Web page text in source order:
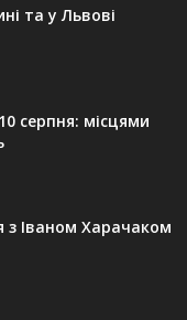
та у Львові
серпня: місцями
Іваном Харачаком